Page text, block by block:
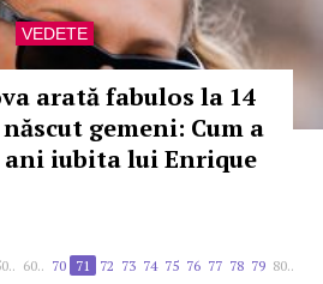
VEDETE
arată fabulos la 14
gemeni: Cum a
ani iubita lui Enrique
60.. 70 71 72 73 74 75 76 77 78 79 80..